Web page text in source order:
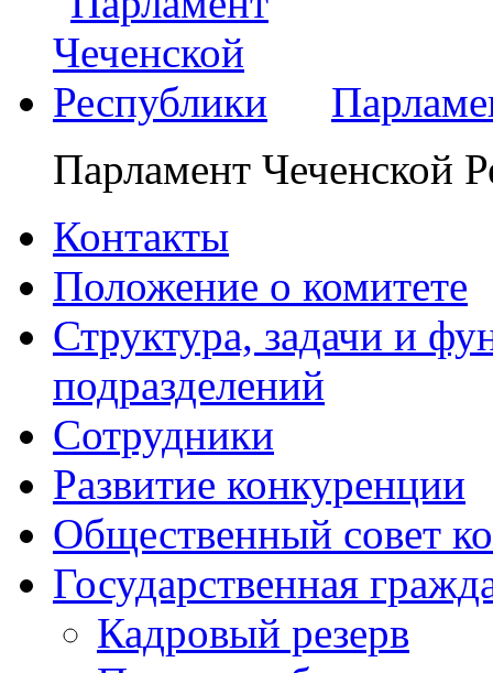
Парламент Чеченской
Контакты
Положение о комитете
Структура, задачи и
подразделений
Сотрудники
Развитие конкуренции
Общественный совет
Государственная
Кадровый резерв